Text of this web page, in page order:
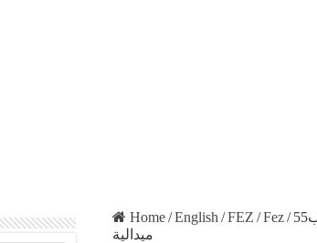
Home/English /FEZ /Fez/ النسخة 2 للدوري الدولي المفتوح للكراطي بفاس.. المغرب بطلا ب55
ميدالية